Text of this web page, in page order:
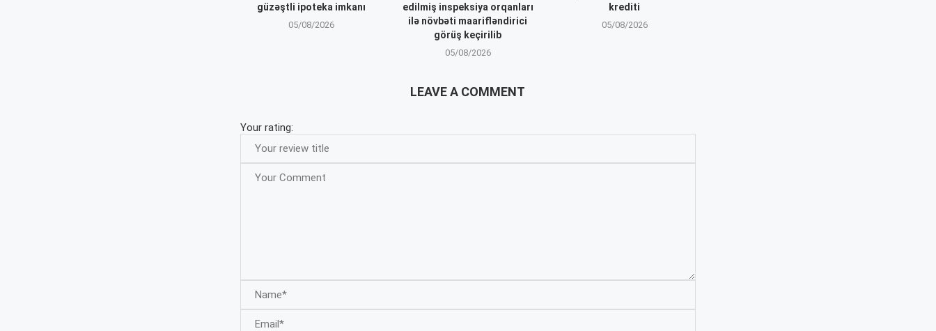
güzəştli ipoteka imkanı
05/08/2026
edilmiş inspeksiya orqanları
ilə növbəti maarifləndirici
görüş keçirilib
05/08/2026
krediti
05/08/2026
LEAVE A COMMENT
Your rating: